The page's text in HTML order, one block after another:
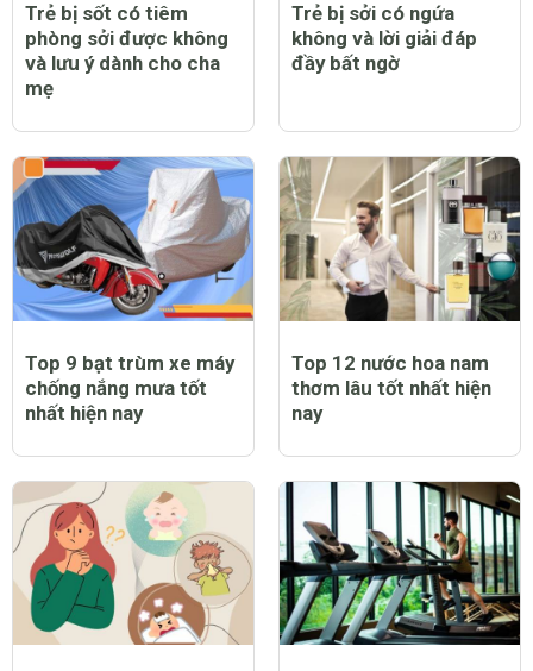
Trẻ bị sốt có tiêm
phòng sởi được không
và lưu ý dành cho cha
mẹ
Trẻ bị sởi có ngứa
không và lời giải đáp
đầy bất ngờ
Top 9 bạt trùm xe máy
chống nắng mưa tốt
nhất hiện nay
Top 12 nước hoa nam
thơm lâu tốt nhất hiện
nay